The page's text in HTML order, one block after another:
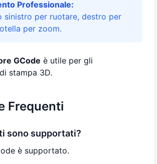
Professionale:
sinistro per ruotare, destro per
per zoom.
GCode è utile per gli
stampa 3D.
Frequenti
sono supportati?
è supportato.